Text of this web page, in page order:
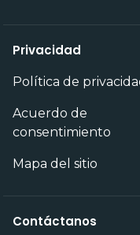
Privacidad
Política de
Acuerdo de
consentimiento
Mapa del sitio
Contáctanos